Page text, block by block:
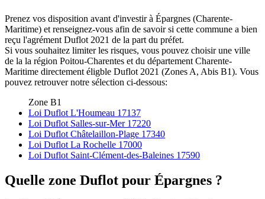
Prenez vos disposition avant d'investir à Épargnes (Charente-
Maritime) et renseignez-vous afin de savoir si cette commune a bien
reçu l'agrément Duflot 2021 de la part du préfet.
Si vous souhaitez limiter les risques, vous pouvez choisir une ville
de la la région Poitou-Charentes et du département Charente-
Maritime directement éligble Duflot 2021 (Zones A, Abis B1). Vous
pouvez retrouver notre sélection ci-dessous:
Zone B1
Loi Duflot L'Houmeau 17137
Loi Duflot Salles-sur-Mer 17220
Loi Duflot Châtelaillon-Plage 17340
Loi Duflot La Rochelle 17000
Loi Duflot Saint-Clément-des-Baleines 17590
Quelle zone Duflot pour Épargnes ?